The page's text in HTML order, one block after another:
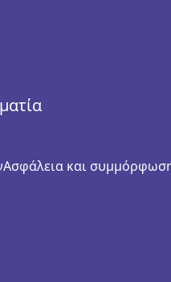
Ασφάλεια και